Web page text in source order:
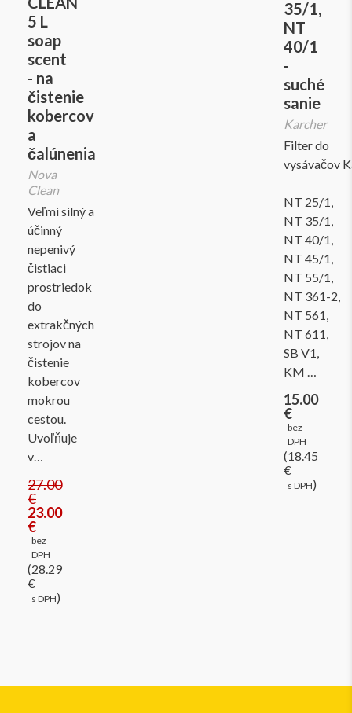
5 L
soap
scent
- na
čistenie
kobercov
a
čalúnenia
Nova
Clean
Veľmi silný a
účinný
nepenivý
čistiaci
prostriedok
do
extrakčných
strojov na
čistenie
kobercov
mokrou
cestou.
Uvoľňuje
v…
27.00
€
23.00
€
bez
DPH
(28.29
€
s DPH)
35/1,
NT
40/1
-
suché
sanie
Karcher
Filter do
vysávačov
NT 25/1,
NT 35/1,
NT 40/1,
NT 45/1,
NT 55/1,
NT 361-2,
NT 561,
NT 611,
SB V1,
KM …
15.00
€
bez
DPH
(18.45
€
s DPH)